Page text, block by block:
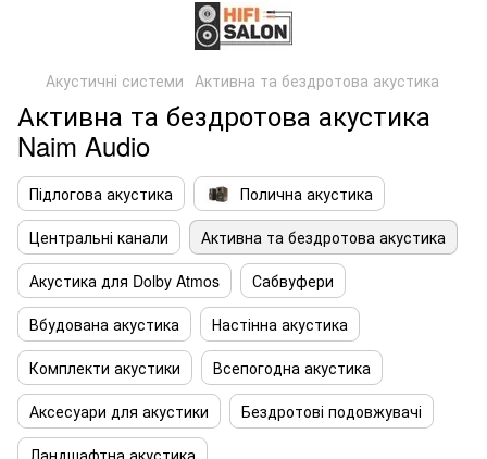
Акустичні системи Активна та бездротова акустика
Активна та бездротова акустика
Naim Audio
Підлогова акустика
Полична акустика
Центральні канали
Активна та бездротова акустика
Акустика для Dolby Atmos
Сабвуфери
Вбудована акустика
Настінна акустика
Комплекти акустики
Всепогодна акустика
Аксесуари для акустики
Бездротові подовжувачі
Ландшафтна акустика